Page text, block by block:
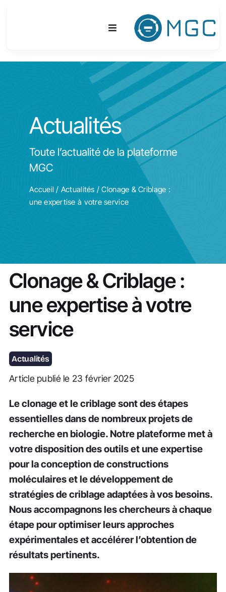
Toggle
Navigation
Equipements & Technologies
R&D
Actualités
Toute l’actualité de la plateforme
MGC
Accueil / Actualités / Clonage & Criblage :
une expertise à votre service
Clonage & Criblage :
une expertise à votre
service
Actualités
Article publié le 23 février 2025
Le clonage et le criblage sont des étapes
essentielles dans de nombreux projets de
recherche en biologie. Notre plateforme met à
votre disposition des outils et une expertise
pour la conception de constructions
moléculaires et le développement de
stratégies de criblage adaptées à vos besoins.
Nous accompagnons les chercheurs à chaque
étape pour optimiser leurs approches
expérimentales et accélérer l’obtention de
résultats pertinents.